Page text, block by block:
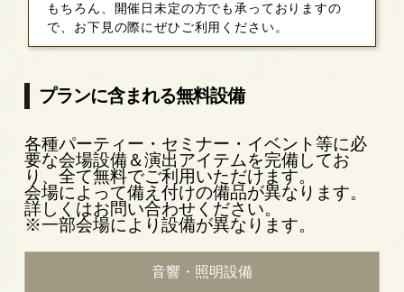
もちろん、開催日未定の方でも承っておりますの
で、お下見の際にぜひご利用ください。
プランに含まれる無料設備
各種パーティー・セミナー・イベント等に必
要な会場設備＆演出アイテムを完備してお
り、全て無料でご利用いただけます。
会場によって備え付けの備品が異なります。
詳しくはお問い合わせください。
※一部会場により設備が異なります。
音響・照明設備